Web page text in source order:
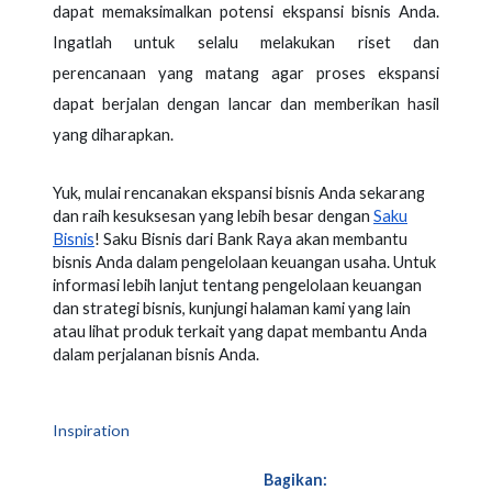
dapat memaksimalkan potensi ekspansi bisnis Anda.
Ingatlah untuk selalu melakukan riset dan
perencanaan yang matang agar proses ekspansi
dapat berjalan dengan lancar dan memberikan hasil
yang diharapkan.
Yuk, mulai rencanakan ekspansi bisnis Anda sekarang
dan raih kesuksesan yang lebih besar dengan Saku
Bisnis! Saku Bisnis dari Bank Raya akan membantu
bisnis Anda dalam pengelolaan keuangan usaha. Untuk
informasi lebih lanjut tentang pengelolaan keuangan
dan strategi bisnis, kunjungi halaman kami yang lain
atau lihat produk terkait yang dapat membantu Anda
dalam perjalanan bisnis Anda.
Inspiration
Bagikan: